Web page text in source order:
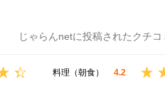
じゃらんnetに投稿されたクチ
料理（朝食） 4.2